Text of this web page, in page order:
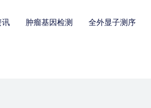
讯 肿瘤基因检测 全外显子测序